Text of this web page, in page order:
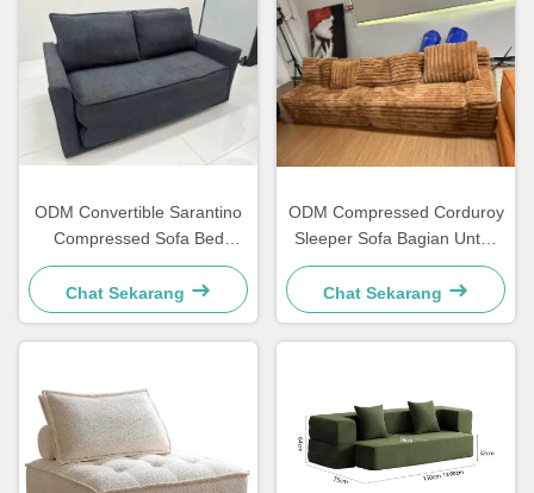
ODM Convertible Sarantino
Compressed Sofa Bed
Sleeper Loveseat
Chat Sekarang
ODM Compressed Corduroy
Sleeper Sofa Bagian Untuk
Ruang Tamu
Chat Sekarang